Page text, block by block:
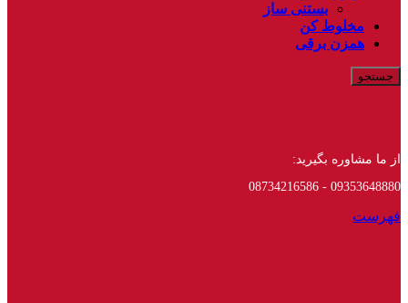
بستنی ساز
مخلوط کن
همزن برقی
جستجو
از ما مشاوره بگیرید:
09353648880 - 08734216586
فهرست